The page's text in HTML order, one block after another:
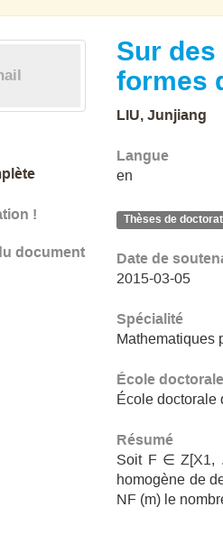
!
document
Sur
formes
LIU, Junjiang
Langue
en
Thèses de doctorat
Date de
2015-03-05
Spécialité
Mathematiques
École doctorale
École doctorale
Résumé
Soit F ∈ Z[X1, .
homogène de
NF (m) le